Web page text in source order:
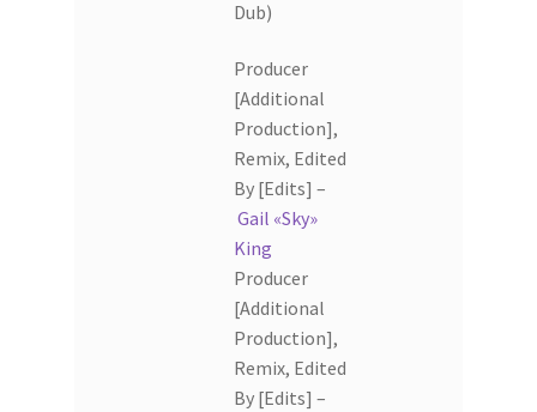
Dub)
Producer
[Additional
Production],
Remix, Edited
By [Edits] –
Gail «Sky»
King
Producer
[Additional
Production],
Remix, Edited
By [Edits] –